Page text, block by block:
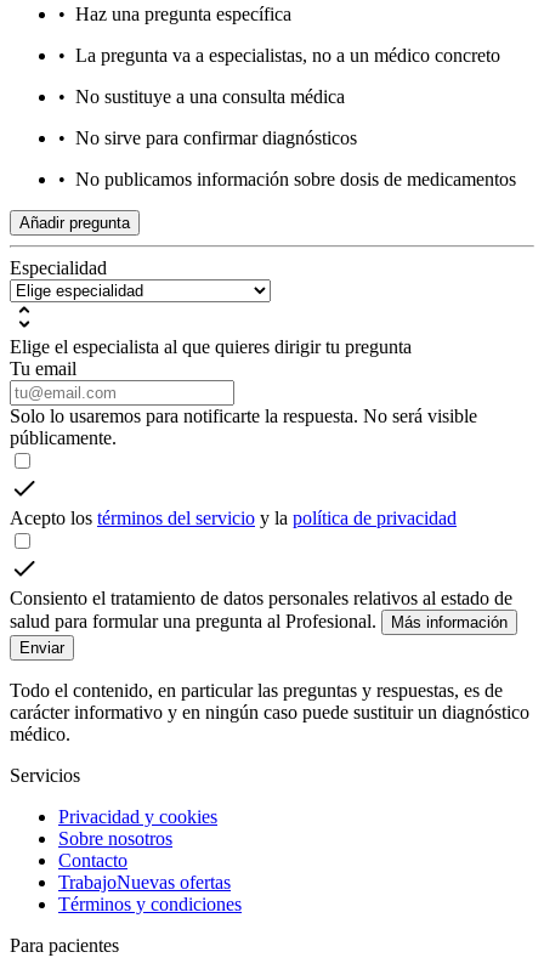
• Haz una pregunta específica
• La pregunta va a especialistas, no a un médico concreto
• No sustituye a una consulta médica
• No sirve para confirmar diagnósticos
• No publicamos información sobre dosis de medicamentos
Añadir pregunta
Especialidad
Elige el especialista al que quieres dirigir tu pregunta
Tu email
Solo lo usaremos para notificarte la respuesta. No será visible
públicamente.
Acepto los términos del servicio y la política de privacidad
Consiento el tratamiento de datos personales relativos al estado de
salud para formular una pregunta al Profesional.
Más información
Enviar
Todo el contenido, en particular las preguntas y respuestas, es de
carácter informativo y en ningún caso puede sustituir un diagnóstico
médico.
Servicios
Privacidad y cookies
Sobre nosotros
Contacto
TrabajoNuevas ofertas
Términos y condiciones
Para pacientes